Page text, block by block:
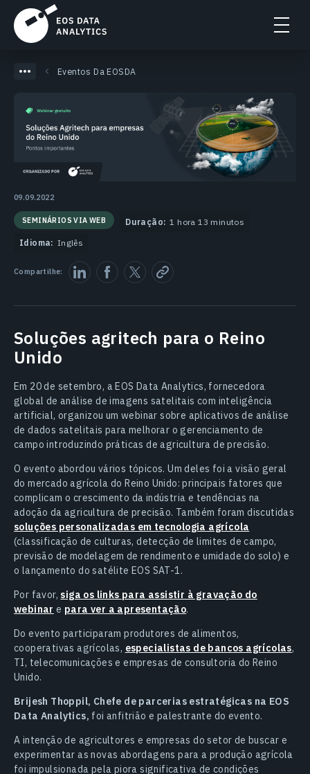
Eventos Da EOSDA
09.09.2022
SEMINÁRIOS VIA WEB Duração: 1 hora 13 minutos
Idioma: Inglês
Compartilhe:
Soluções agritech para o Reino
Unido
Em 20 de setembro, a EOS Data Analytics, fornecedora
global de análise de imagens satelitais com inteligência
artificial, organizou um webinar sobre aplicativos de análise
de dados satelitais para melhorar o gerenciamento de
campo introduzindo práticas de agricultura de precisão.
O evento abordou vários tópicos. Um deles foi a visão geral
do mercado agrícola do Reino Unido: principais fatores que
complicam o crescimento da indústria e tendências na
adoção da agricultura de precisão. Também foram discutidas
soluções personalizadas em tecnologia agrícola
(classificação de culturas, detecção de limites de campo,
previsão de modelagem de rendimento e umidade do solo) e
o lançamento do satélite EOS SAT-1.
Por favor, siga os links para assistir à gravação do
webinar e para ver a apresentação.
Do evento participaram produtores de alimentos,
cooperativas agrícolas, especialistas de bancos agrícolas,
TI, telecomunicações e empresas de consultoria do Reino
Unido.
Brijesh Thoppil, Chefe de parcerias estratégicas na EOS
Data Analytics, foi anfitrião e palestrante do evento.
A intenção de agricultores e empresas do setor de buscar e
experimentar as novas abordagens para a produção agrícola
foi impulsionada pela piora significativa de condições